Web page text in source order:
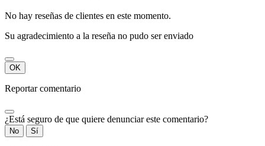
No hay reseñas de clientes en este momento.
Su agradecimiento a la reseña no pudo ser enviado
OK
Reportar comentario
¿Está seguro de que quiere denunciar este comentario?
No Sí